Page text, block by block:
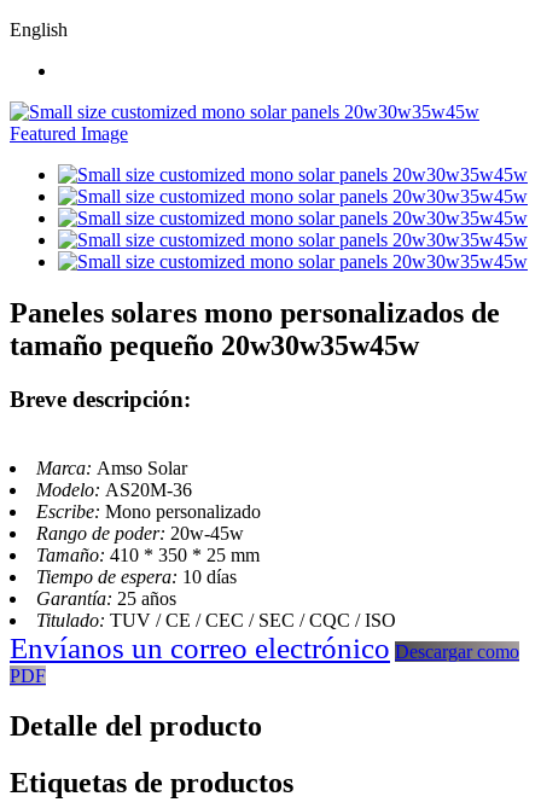
English
Paneles solares mono personalizados de
tamaño pequeño 20w30w35w45w
Breve descripción:
Marca: Amso Solar
Modelo: AS20M-36
Escribe: Mono personalizado
Rango de poder: 20w-45w
Tamaño: 410 * 350 * 25 mm
Tiempo de espera: 10 días
Garantía: 25 años
Titulado: TUV / CE / CEC / SEC / CQC / ISO
Envíanos un correo electrónico Descargar como
PDF
Detalle del producto
Etiquetas de productos